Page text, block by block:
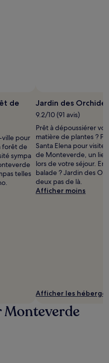
de
pour
forêt de
sympa
telles
Jardin des
9.2/10 (91 avis)
Prêt à dépoussiérer
matière de plantes ?
Santa Elena pour
de Monteverde, un
lors de votre séjour.
balade ? Jardin des
deux pas de là.
Afficher moins
Afficher les
Monteverde